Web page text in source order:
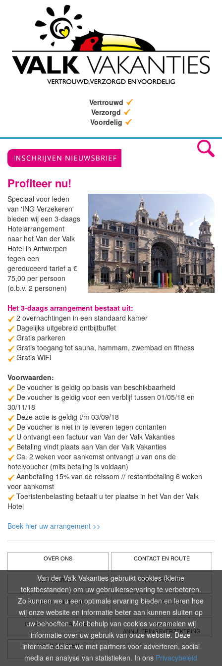
Van der Valk Vakanties gebruikt cookies (kleine
tekstbestanden) om uw gebruikerservaring te verbeteren.
Zo kunnen we u een optimale ervaring bieden en leren hoe
wij onze website en informatie beter aan kunnen sluiten op
uw behoeften. Met behulp van cookies verzamelen wij
informatie over uw gebruik van onze website. Deze
informatie delen we met partners voor adverteren, social
media en analyse van statistieken. In ons Privacybeleid
Vertrouwd
Verzorgd
Voordelig
Profiteer nu!
Speciaal voor leden
van 'ING Verzekeren'
bieden wij een 3-daags
Hotelarrangement
naar het Van der Valk
Hotel in Antwerpen
tegen een
gereduceerd tarief a €
75,00 per persoon
(o.b.v. 2 personen)
Het 3-daags arrangement bestaat uit:
2 overnachtingen in een standaard kamer
Dagelijks uitgebreid ontbijtbuffet
Gratis parkeren
Gratis toegang tot sauna, hammam, zwembad en fitness
Gratis WiFi
Voorwaarden:
De voucher is geldig op basis van beschikbaarheid
De voucher is geldig voor een verblijf tussen 01/05/18 en
30/11/18
Deze actie is geldig t/m 03/09/18
De voucher is niet in te leveren tegen contanten
U ontvangt een factuur van Van der Valk Vakanties
Betaling vindt plaats aan Van der Valk Vakanties
Ca. 2 weken voor aankomst ontvangt u van ons de
hotelvoucher (mits betaling is voldaan)
Aanbetaling 15% van de reissom // restantbetaling 6 weken
voor aankomst
Toeristenbelasting betaalt u ter plaatse in het Van der Valk
Hotel
Boek hier uw arrangement >>
OVER ONS CONTACT EN ROUTE
NIEUWSBRIEF GROEPSREIZEN
VAN DER VALK TOURS PRIVACYBELEID
GROEPSVOORWAARDEN
REIS- EN
ANNULERINGSVERZEKERING
VEILIG BETALEN